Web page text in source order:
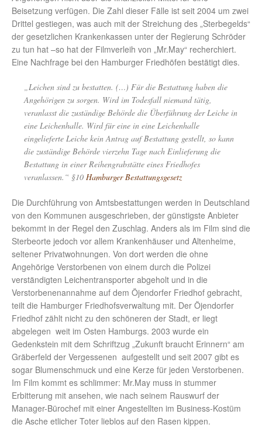
Beisetzung verfügen. Die Zahl dieser Fälle ist seit 2004 um zwei
Drittel gestiegen, was auch mit der Streichung des „Sterbegelds“
der gesetzlichen Krankenkassen unter der Regierung Schröder
zu tun hat –so hat der Filmverleih von „Mr.May“ recherchiert.
Eine Nachfrage bei den Hamburger Friedhöfen bestätigt dies.
„Leichen sind zu bestatten. (…) Für die Bestattung haben die
Angehörigen zu sorgen. Wird im Todesfall niemand tätig,
veranlasst die zuständige Behörde die Überführung der Leiche in
eine Leichenhalle. Wird für eine in eine Leichenhalle
eingelieferte Leiche kein Antrag auf Bestattung gestellt, so kann
die zuständige Behörde vierzehn Tage nach Einlieferung die
Bestattung in einer Reihengrabstätte eines Friedhofes
veranlassen.“ §10 Hamburger Bestattungsgesetz
Die Durchführung von Amtsbestattungen werden in Deutschland
von den Kommunen ausgeschrieben, der günstigste Anbieter
bekommt in der Regel den Zuschlag. Anders als im Film sind die
Sterbeorte jedoch vor allem Krankenhäuser und Altenheime,
seltener Privatwohnungen. Von dort werden die ohne
Angehörige Verstorbenen von einem durch die Polizei
verständigten Leichentransporter abgeholt und in die
Verstorbenenannahme auf dem Öjendorfer Friedhof gebracht,
teilt die Hamburger Friedhofsverwaltung mit. Der Öjendorfer
Friedhof zählt nicht zu den schöneren der Stadt, er liegt
abgelegen weit im Osten Hamburgs. 2003 wurde ein
Gedenkstein mit dem Schriftzug „Zukunft braucht Erinnern“ am
Gräberfeld der Vergessenen aufgestellt und seit 2007 gibt es
sogar Blumenschmuck und eine Kerze für jeden Verstorbenen.
Im Film kommt es schlimmer: Mr.May muss in stummer
Erbitterung mit ansehen, wie nach seinem Rauswurf der
Manager-Bürochef mit einer Angestellten im Business-Kostüm
die Asche etlicher Toter lieblos auf den Rasen kippen.